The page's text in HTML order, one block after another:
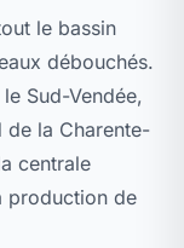
le bassin
débouchés.
Sud-Vendée,
de la Charente-
centrale
production de